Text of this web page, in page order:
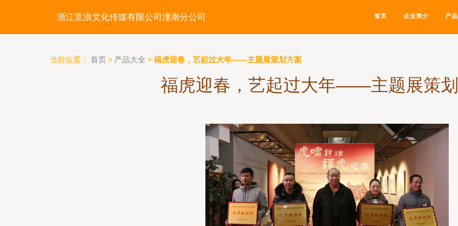
浙江竞浪文化传媒有限公司潼南分公司 首页 企业简介 产
当前位置： 首页 > 产品大全 > 福虎迎春，艺起过大年——主题展策划方案
福虎迎春，艺起过大年——主题展策